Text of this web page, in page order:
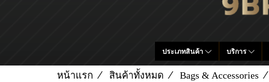
ประเภทสินค้า บริการ
หน้าแรก สินค้าทั้งหมด Bags & Accessories